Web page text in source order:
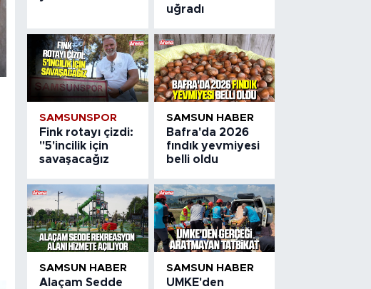
uğradı
SAMSUNSPOR
Fink rotayı çizdi:
"5'incilik için
savaşacağız
SAMSUN HABER
Bafra'da 2026
fındık yevmiyesi
belli oldu
SAMSUN HABER
Alaçam Sedde
SAMSUN HABER
UMKE'den